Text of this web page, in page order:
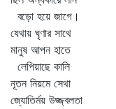
বড়ো হয়ে জাগে।
যেথায় ঘৃণার সাথে
মানুষ আপন হাতে
লেপিয়াছে কালি
নূতন নিয়মে সেথা
জ্যোতির্ময় উজ্জ্বলতা